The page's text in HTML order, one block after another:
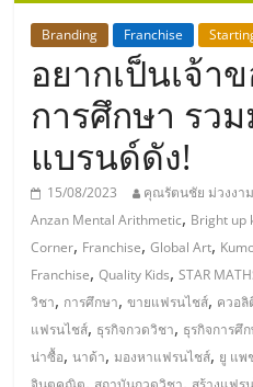
ธุรกิจ
เอ
ส
เอ็
มอี
ไทย,
Branding Franchise
อยากเป็นเจ้า
การศึกษา รว
แบรนด์ดัง!
15/08/2023 คุณรัตนชัย ม่วงงา
Anzan Mental Arithmetic, Bright up
Corner, Franchise,Global Art,
Franchise,Quality Kids,STAR
วิชา, การศึกษา,ขายแฟรนไชส์, ควอ
แฟรนไชส์, ธุรกิจกวดวิชา, ธุรกิจการศึ
น่าซื้อ,นาด้า,มองหาแฟรนไชส์, ยู แพ